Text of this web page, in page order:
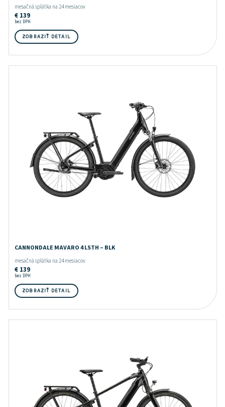
mesačná splátka na 24 mesiacov
€139
bez DPH
ZOBRAZIŤ DETAIL
CANNONDALE MAVARO 4 LSTH – BLK
mesačná splátka na 24 mesiacov
€139
bez DPH
ZOBRAZIŤ DETAIL